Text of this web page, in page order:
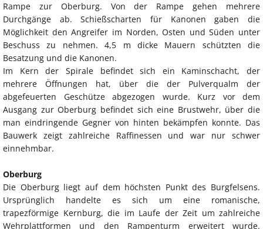
Rampe zur Oberburg. Von der Rampe gehen mehrere
Durchgänge ab. Schießscharten für Kanonen gaben die
Möglichkeit den Angreifer im Norden, Osten und Süden unter
Beschuss zu nehmen. 4,5 m dicke Mauern schützten die
Besatzung und die Kanonen.
Im Kern der Spirale befindet sich ein Kaminschacht, der
mehrere Öffnungen hat, über die der Pulverqualm der
abgefeuerten Geschütze abgezogen wurde. Kurz vor dem
Ausgang zur Oberburg befindet sich eine Brustwehr, über die
man eindringende Gegner von hinten bekämpfen konnte. Das
Bauwerk zeigt zahlreiche Raffinessen und war nur schwer
einnehmbar.
Oberburg
Die Oberburg liegt auf dem höchsten Punkt des Burgfelsens.
Ursprünglich handelte es sich um eine romanische,
trapezförmige Kernburg, die im Laufe der Zeit um zahlreiche
Wehrplattformen und den Rampenturm erweitert wurde.